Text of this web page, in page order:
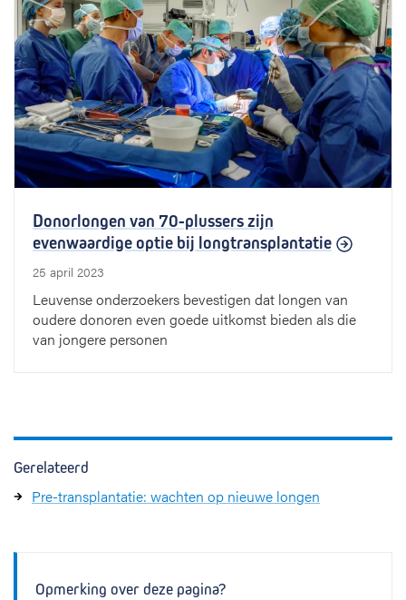
Donorlongen van 70-plussers zijn
evenwaardige optie bij longtransplantatie
25 april 2023
Leuvense onderzoekers bevestigen dat longen van
oudere donoren even goede uitkomst bieden als die
van jongere personen
Gerelateerd
Pre-transplantatie: wachten op nieuwe longen
Opmerking over deze pagina?